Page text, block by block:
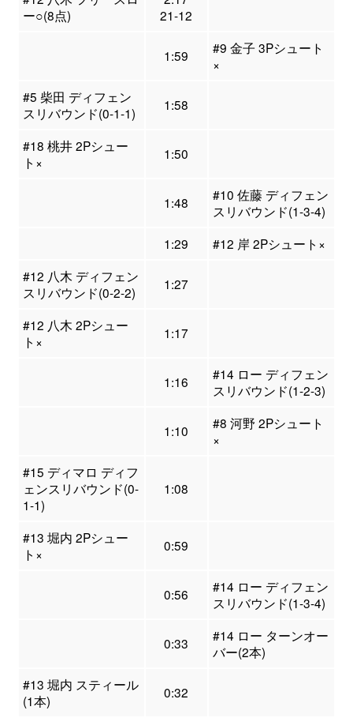
ー○(8点)
21-12
1:59
#9 金子 3Pシュート
×
#5 柴田 ディフェン
スリバウンド(0-1-1)
1:58
#18 桃井 2Pシュー
ト×
1:50
1:48
#10 佐藤 ディフェン
スリバウンド(1-3-4)
1:29
#12 岸 2Pシュート×
#12 八木 ディフェン
スリバウンド(0-2-2)
1:27
#12 八木 2Pシュー
ト×
1:17
1:16
#14 ロー ディフェン
スリバウンド(1-2-3)
1:10
#8 河野 2Pシュート
×
#15 ディマロ ディフ
ェンスリバウンド(0-
1-1)
1:08
#13 堀内 2Pシュー
ト×
0:59
0:56
#14 ロー ディフェン
スリバウンド(1-3-4)
0:33
#14 ロー ターンオー
バー(2本)
#13 堀内 スティール
(1本)
0:32